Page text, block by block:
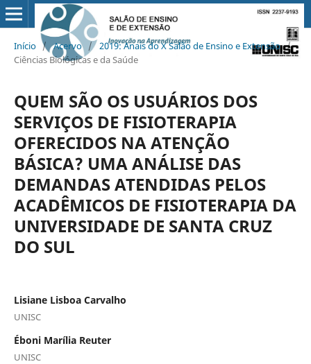
Início / Acervo / 2019: Anais do X Salão de Ensino e Extensão /
Ciências Biológicas e da Saúde
QUEM SÃO OS USUÁRIOS DOS
SERVIÇOS DE FISIOTERAPIA
OFERECIDOS NA ATENÇÃO
BÁSICA? UMA ANÁLISE DAS
DEMANDAS ATENDIDAS PELOS
ACADÊMICOS DE FISIOTERAPIA DA
UNIVERSIDADE DE SANTA CRUZ
DO SUL
Lisiane Lisboa Carvalho
UNISC
Éboni Marília Reuter
UNISC